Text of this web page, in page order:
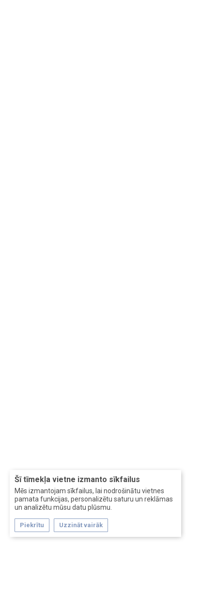
Šī tīmekļa vietne izmanto sīkfailus
Mēs izmantojam sīkfailus, lai nodrošinātu vietnes
pamata funkcijas, personalizētu saturu un reklāmas
un analizētu mūsu datu plūsmu.
Piekrītu Uzzināt vairāk